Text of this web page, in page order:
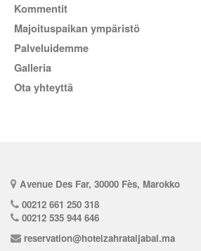
kommentit
Majoituspaikan ympäristö
Palveluidemme
Galleria
Ota yhteyttä
Avenue Des Far, 30000 Fès, Marokko
00212 661 250 318
00212 535 944 646
reservation@hotelzahrataljabal.ma